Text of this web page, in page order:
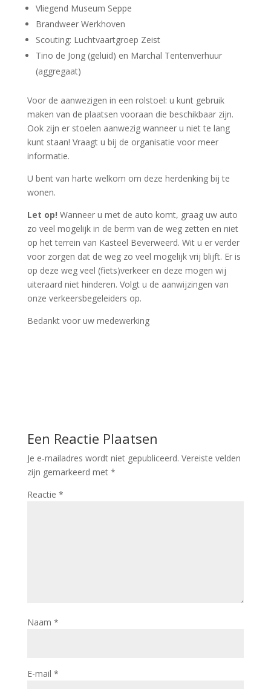
Vliegend Museum Seppe
Brandweer Werkhoven
Scouting: Luchtvaartgroep Zeist
Tino de Jong (geluid) en Marchal Tentenverhuur
(aggregaat)
Voor de aanwezigen in een rolstoel: u kunt gebruik
maken van de plaatsen vooraan die beschikbaar zijn.
Ook zijn er stoelen aanwezig wanneer u niet te lang
kunt staan! Vraagt u bij de organisatie voor meer
informatie.
U bent van harte welkom om deze herdenking bij te
wonen.
Let op! Wanneer u met de auto komt, graag uw auto
zo veel mogelijk in de berm van de weg zetten en niet
op het terrein van Kasteel Beverweerd. Wit u er verder
voor zorgen dat de weg zo veel mogelijk vrij blijft. Er is
op deze weg veel (fiets)verkeer en deze mogen wij
uiteraard niet hinderen. Volgt u de aanwijzingen van
onze verkeersbegeleiders op.
Bedankt voor uw medewerking
Een Reactie Plaatsen
Je e-mailadres wordt niet gepubliceerd. Vereiste velden
zijn gemarkeerd met *
Reactie *
Naam *
E-mail *